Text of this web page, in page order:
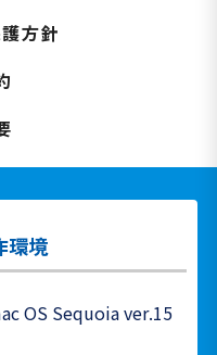
方針
環境
OS Sequoia ver.15